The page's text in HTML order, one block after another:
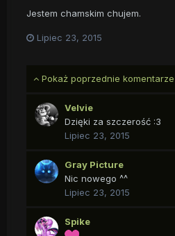
Jestem chamskim chujem.
Lipiec 23, 2015
Pokaż poprzednie komentarze
Velvie
Dzięki za szczerość :3
Lipiec 23, 2015
Gray Picture
Nic nowego ^^
Lipiec 23, 2015
Spike